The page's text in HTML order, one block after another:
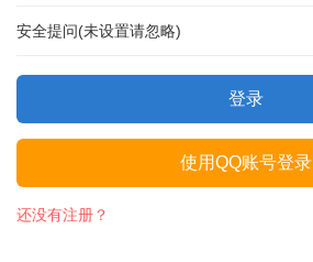
安全提问(未设置请忽略)
登录
使用QQ账号登录
还没有注册？